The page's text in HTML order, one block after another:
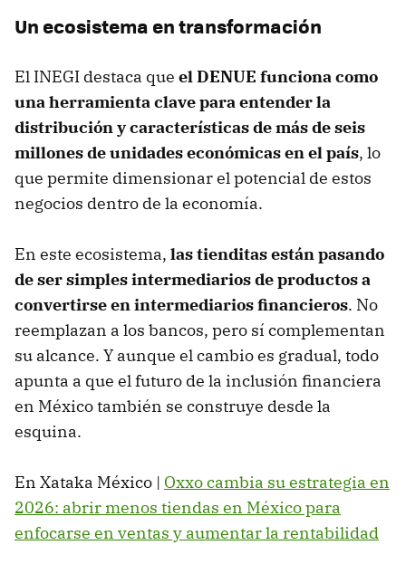
Un ecosistema en transformación
El INEGI destaca que el DENUE funciona como
una herramienta clave para entender la
distribución y características de más de seis
millones de unidadeseconómicas en el país, lo
que permite dimensionar el potencial de estos
negocios dentro de la economía.
En este ecosistema, las tienditas están pasando
de ser simples intermediarios de productos a
convertirse en intermediarios financieros. No
reemplazan a los bancos, pero sí complementan
su alcance. Y aunque el cambio es gradual, todo
apunta a que el futuro de la inclusión financiera
en México también se construye desde la
esquina.
En Xataka México | Oxxo cambia su estrategia en
2026: abrir menos tiendas en México para
enfocarse en ventas y aumentar la rentabilidad